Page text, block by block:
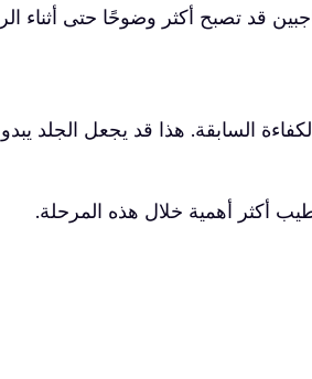
قد تصبح أكثر وضوحًا حتى أثناء
السابقة. هذا قد يجعل الجلد
أكثر أهمية خلال هذه المرحلة.